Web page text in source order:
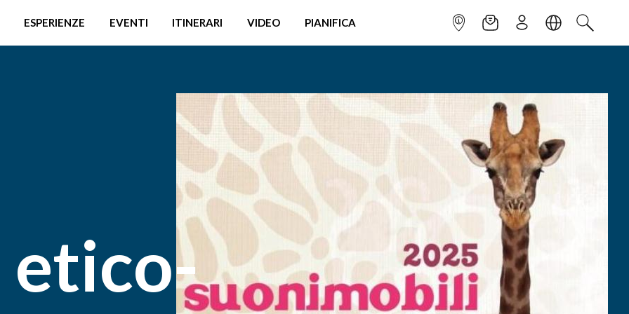
ESPERIENZE EVENTI ITINERARI VIDEO PIANIFICA INFOPOINTNEWSLETTER
ISCRIVITILINGUACERCA
etico-